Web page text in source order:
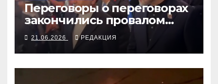
Переговоры о переговорах
закончились провалом
благодаря Трампу
21.06.2026 РЕДАКЦИЯ